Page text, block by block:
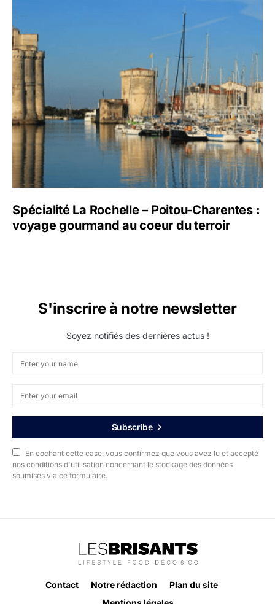
Spécialité La Rochelle – Poitou-Charentes :
voyage gourmand au coeur du terroir
S'inscrire à notre newsletter
Soyez notifiés des dernières actus !
Subscribe
En cochant cette case, vous confirmez que vous avez lu et accepté
nos conditions d'utilisation concernant le stockage des données
soumises via ce formulaire.
Contact Notre rédaction
Plan du site